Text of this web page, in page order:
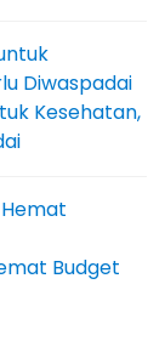
Kesehatan,
Budget